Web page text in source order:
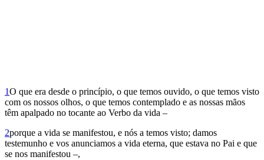
1O que era desde o princípio, o que temos ouvido, o que temos visto
com os nossos olhos, o que temos contemplado e as nossas mãos
têm apalpado no tocante ao Verbo da vida –
2porque a vida se manifestou, e nós a temos visto; damos
testemunho e vos anunciamos a vida eterna, que estava no Pai e que
se nos manifestou –,